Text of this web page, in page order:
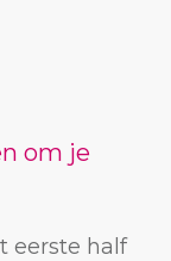
om je
eerste half